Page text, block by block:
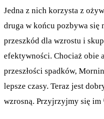
Jedna z nich korzysta z
druga w końcu pozbywa
przeszkód dla wzrostu i
efektywności. Chociaż obie
przeszłości spadków,
lepsze czasy. Teraz jest
wzrosną. Przyjrzyjmy się im